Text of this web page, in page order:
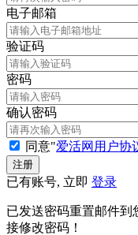
电子邮箱
验证码
密码
确认密码
同意"爱活网用户协
已有账号, 立即 登录
已发送密码重置邮件
接修改密码！